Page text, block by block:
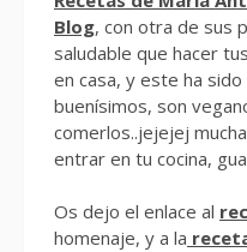
Blog, con otra de sus
saludable que hacer
en casa, y este ha
buenísimos, son
comerlos..jejejej
entrar en tu cocina,
Os dejo el enlace al
homenaje, y a la